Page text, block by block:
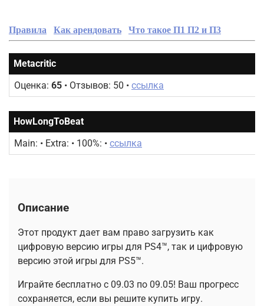
Правила Как арендовать Что такое П1 П2 и П3
Metacritic
Оценка: 65 • Отзывов: 50 • ссылка
HowLongToBeat
Main: • Extra: • 100%: • ссылка
Описание
Этот продукт дает вам право загрузить как
цифровую версию игры для PS4™, так и цифровую
версию этой игры для PS5™.
Играйте бесплатно с 09.03 по 09.05! Ваш прогресс
сохраняется, если вы решите купить игру.